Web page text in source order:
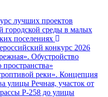
лучших проектов
городской среды в малых
поселениях
конкурс 2026
Обустройство
реки». Концепция
улицы Речная, участок от
Р-258 до улицы